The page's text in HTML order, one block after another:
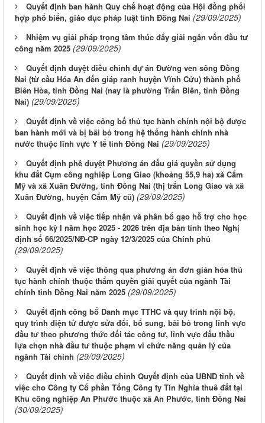
Quyết định ban hành Quy chế hoạt động của Hội đồng phối
hợp phổ biến, giáo dục pháp luật tỉnh Đồng Nai (29/09/2025)
Nhiệm vụ giải pháp trọng tâm thúc đẩy giải ngân vốn đầu tư
công năm 2025 (29/09/2025)
Quyết định duyệt điều chỉnh dự án Đường ven sông Đồng
Nai (từ cầu Hóa An đến giáp ranh huyện Vĩnh Cửu) thành phố
Biên Hòa, tỉnh Đồng Nai (nay là phường Trấn Biên, tỉnh Đồng
Nai) (29/09/2025)
Quyết định về việc công bố thủ tục hành chính nội bộ được
ban hành mới và bị bãi bỏ trong hệ thống hành chính nhà
nước thuộc lĩnh vực Y tế tỉnh Đồng Nai (29/09/2025)
Quyết định phê duyệt Phương án đấu giá quyền sử dụng
khu đất Cụm công nghiệp Long Giao (khoảng 55,9 ha) xã Cẩm
Mỹ và xã Xuân Đường, tỉnh Đồng Nai (thị trấn Long Giao và xã
Xuân Đường, huyện Cẩm Mỹ cũ) (29/09/2025)
Quyết định về việc tiếp nhận và phân bổ gạo hỗ trợ cho học
sinh học kỳ I năm học 2025 - 2026 trên địa bàn tỉnh theo Nghị
định số 66/2025/NĐ-CP ngày 12/3/2025 của Chính phủ
(29/09/2025)
Quyết định về việc thông qua phương án đơn giản hóa thủ
tục hành chính thuộc thẩm quyền giải quyết của ngành Tài
chính tỉnh Đồng Nai năm 2025 (29/09/2025)
Quyết định công bố Danh mục TTHC và quy trình nội bộ,
quy trình điện tử được sửa đổi, bổ sung, bãi bỏ trong lĩnh vực
đầu tư theo phương thức đối tác công tư, lĩnh vực đấu thầu
lựa chọn nhà đầu tư thuộc phạm vi chức năng quản lý của
ngành Tài chính (29/09/2025)
Quyết định về việc điều chỉnh Quyết định của UBND tỉnh về
việc cho Công ty Cổ phần Tổng Công ty Tín Nghĩa thuê đất tại
Khu công nghiệp An Phước thuộc xã An Phước, tỉnh Đồng Nai
(30/09/2025)